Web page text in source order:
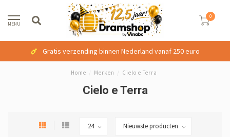
MENU
0
Gratis verzending binnen Nederland vanaf 250 euro
Home Merken Cielo e Terra
Cielo e Terra